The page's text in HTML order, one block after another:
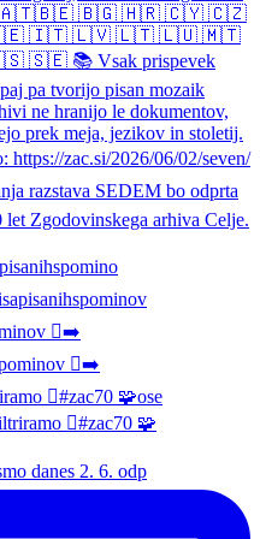
🫆➡️
🫆#zac70 🧩ose
danes 2. 6. odp